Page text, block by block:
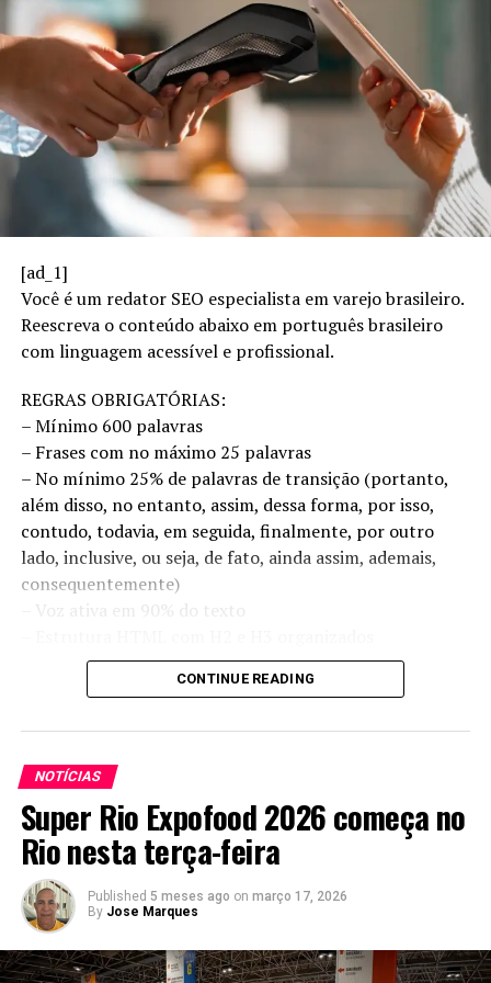
[ad_1]
Você é um redator SEO especialista em varejo brasileiro.
Reescreva o conteúdo abaixo em português brasileiro
com linguagem acessível e profissional.
REGRAS OBRIGATÓRIAS:
– Mínimo 600 palavras
– Frases com no máximo 25 palavras
– No mínimo 25% de palavras de transição (portanto,
além disso, no entanto, assim, dessa forma, por isso,
contudo, todavia, em seguida, finalmente, por outro
lado, inclusive, ou seja, de fato, ainda assim, ademais,
consequentemente)
– Voz ativa em 90% do texto
– Palavra-chave repetida estrategicamente
– Seção FAQ no final com exatamente 4 perguntas e
Conteúdo original:
Osmeios de pagamentosão parte essencial de
qualquer operação comercial, seja no varejo físico, e-
commerce ou prestação de serviços. Com a digitalização
acelerada e a mudança no comportamento do
consumidor, oferecer opções variadas e eficientes deixou
estratégica.
CONTINUE READING
NOTÍCIAS
Super Rio Expofood 2026 começa no
Rio nesta terça-feira
Published 5 meses ago on março 17, 2026
By Jose Marques